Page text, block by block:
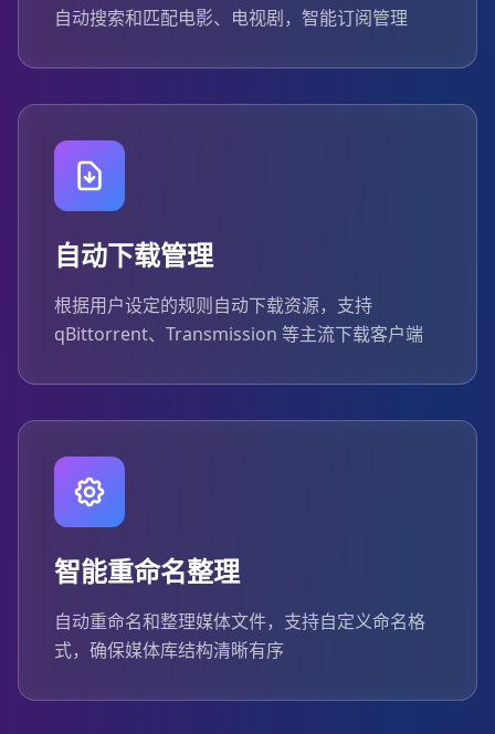
自动搜索和匹配电影、电视剧，智能订阅管理
自动下载管理
根据用户设定的规则自动下载资源，支持
qBittorrent、Transmission 等主流下载客户端
智能重命名整理
自动重命名和整理媒体文件，支持自定义命名格
式，确保媒体库结构清晰有序